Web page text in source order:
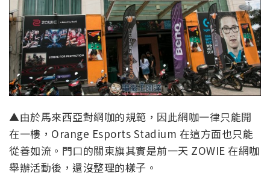
▲由於馬來西亞對網咖的規範，因此網咖一律只能開
在一樓，Orange Esports Stadium 在這方面也只能
從善如流。門口的關東旗其實是前一天 ZOWIE 在網咖
舉辦活動後，還沒整理的樣子。